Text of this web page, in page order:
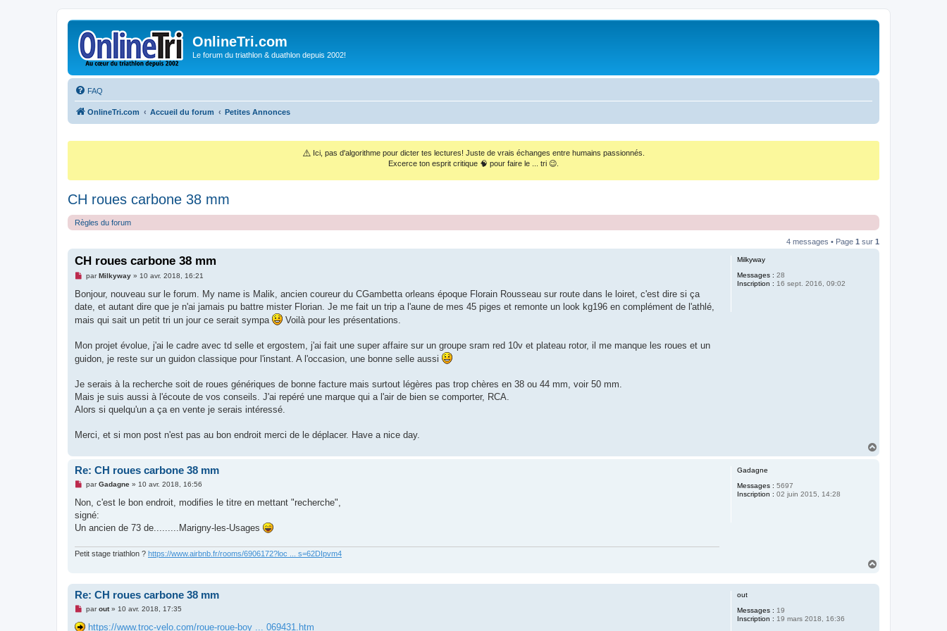
OnlineTri.com
Le forum du triathlon & duathlon depuis 2002!
FAQ
OnlineTri.com Accueil du forum Petites Annonces
⚠️ Ici, pas d'algorithme pour dicter tes lectures! Juste de vrais échanges entre humains passionnés.
Excerce ton esprit critique 🧠 pour faire le ... tri 😉.
CH roues carbone 38 mm
Règles du forum
4 messages • Page 1 sur 1
Milkyway
Messages : 28
Inscription : 16 sept. 2016, 09:02
CH roues carbone 38 mm
M
s
a
g
e
o
n
l
parMilkyway» 10 avr. 2018, 16:21
Bonjour, nouveau sur le forum. My name is Malik, ancien coureur du CGambetta orleans époque Florain Rousseau sur route dans le loiret, c'est dire si ça
date, et autant dire que je n'ai jamais pu battre mister Florian. Je me fait un trip a l'aune de mes 45 piges et remonte un look kg196 en complément de l'athlé,
mais qui sait un petit tri un jour ce serait sympa
Voilà pour les présentations.
Mon projet évolue, j'ai le cadre avec td selle et ergostem, j'ai fait une super affaire sur un groupe sram red 10v et plateau rotor, il me manque les roues et un
guidon, je reste sur un guidon classique pour l'instant. A l'occasion, une bonne selle aussi
Je serais à la recherche soit de roues génériques de bonne facture mais surtout légères pas trop chères en 38 ou 44 mm, voir 50 mm.
Mais je suis aussi à l'écoute de vos conseils. J'ai repéré une marque qui a l'air de bien se comporter, RCA.
Alors si quelqu'un a ça en vente je serais intéressé.
Merci, et si mon post n'est pas au bon endroit merci de le déplacer. Have a nice day.
Gadagne
Messages : 5697
Inscription : 02 juin 2015, 14:28
Re: CH roues carbone 38 mm
M
s
a
g
o
parGadagne» 10 avr. 2018, 16:56
Non, c'est le bon endroit, modifies le titre en mettant "recherche",
signé:
Un ancien de 73 de.........Marigny-les-Usages
Petit stage triathlon ? https://www.airbnb.fr/rooms/6906172?loc ... s=62DIpvm4
out
Messages : 19
Inscription : 19 mars 2018, 16:36
Re: CH roues carbone 38 mm
M
s
parout» 10 avr. 2018, 17:35
https://www.troc-velo.com/roue-roue-boy ... 069431.htm